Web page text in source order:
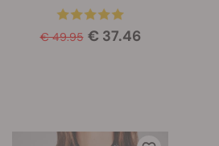
€ 49.95 € 37.46